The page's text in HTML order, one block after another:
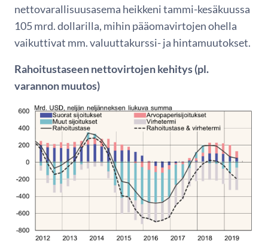
nettovarallisuusasema heikkeni tammi-kesäkuussa
105 mrd. dollarilla, mihin pääomavirtojen ohella
vaikuttivat mm. valuuttakurssi- ja hintamuutokset.
Rahoitustaseen nettovirtojen kehitys (pl.
varannon muutos)